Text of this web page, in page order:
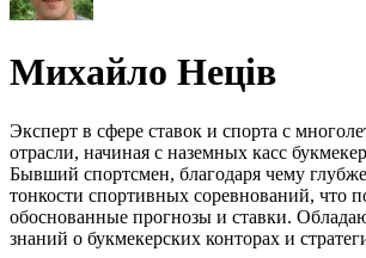
Михайло Неців
Эксперт в сфере ставок и спорта с
отрасли, начиная с наземных касс
Бывший спортсмен, благодаря чему
тонкости спортивных соревнований, что
обоснованные прогнозы и ставки.
знаний о букмекерских конторах и